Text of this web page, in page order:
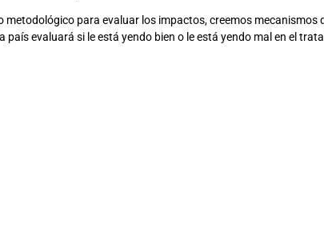
para evaluar los impactos, creemos mecanismos
evaluará si le está yendo bien o le está yendo mal en el